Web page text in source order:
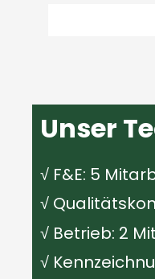
Unser
√ F&E: 5
√
√ Betrieb: 2
√